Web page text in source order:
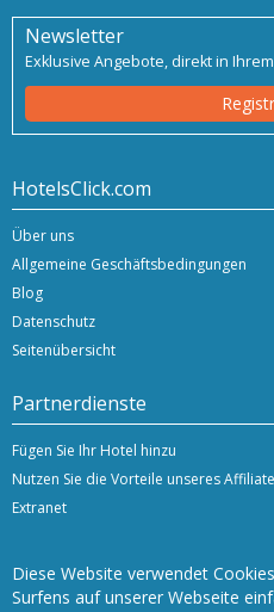
Diese Website verwendet
Surfens auf unserer Webseite
Newsletter
Exklusive Angebote, direkt in
HotelsClick.com
Über uns
Allgemeine Geschäftsbedingungen
Blog
Datenschutz
Seitenübersicht
Partnerdienste
Fügen Sie Ihr Hotel hinzu
Nutzen Sie die Vorteile unseres
Extranet